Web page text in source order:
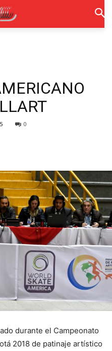
0
durante el Campeonato
2018 de patinaje artístico